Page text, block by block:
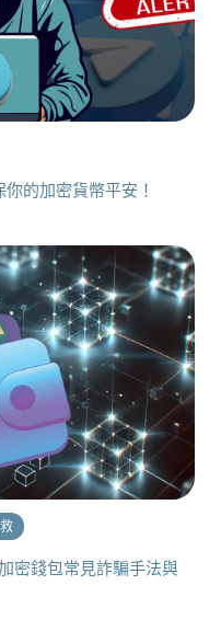
的加密貨幣平安！
密錢包常見詐騙手法與